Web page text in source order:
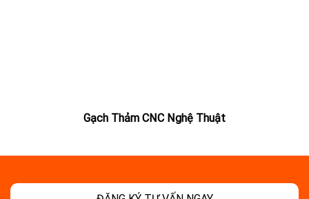
Gạch Thảm CNC Nghệ Thuật